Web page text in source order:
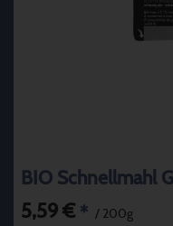
BIO Schnellmahl
5,59 € * / 200g